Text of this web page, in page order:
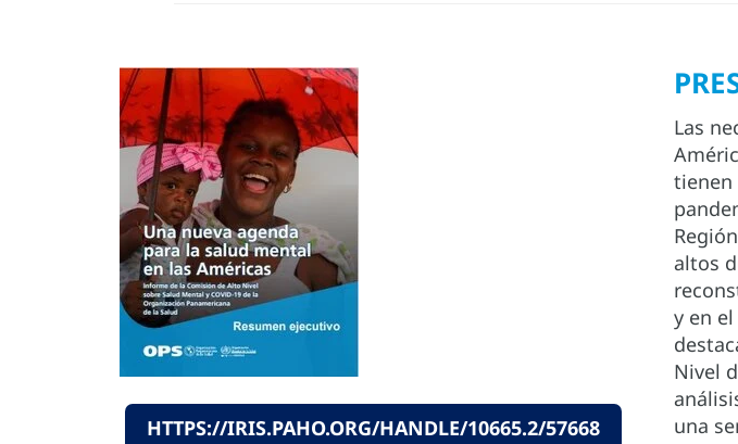
HTTPS://IRIS.PAHO.ORG/HANDLE/10665.2/57668
Las
tienen
altos
y en
Nivel
una